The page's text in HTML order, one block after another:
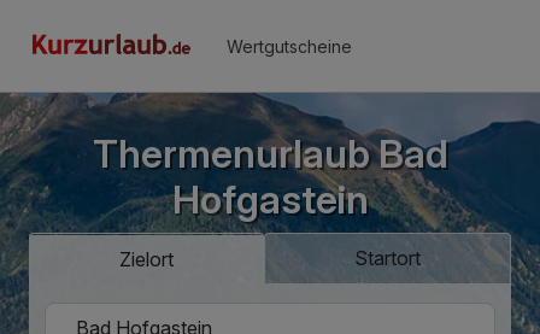
Wertgutscheine
Thermenurlaub Bad
Hofgastein
Zielort Startort